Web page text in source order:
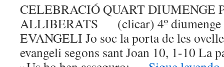
CELEBRACIÓ QUART
ALLIBERATS (clicar) 4º diumenge
EVANGELI Jo soc la porta de les
evangeli segons sant Joan 10, 1-10 La